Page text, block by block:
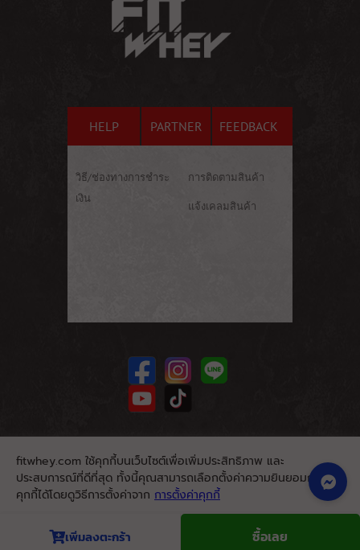
เพิ่มลงตะกร้า ซื้อเลย
HELP PARTNER FEEDBACK
วิธี/ช่องทางการชำระ
เงิน
การติดตามสินค้า
แจ้งเคลมสินค้า
© 2026. Fitwhey.com. All Rights Reserved.
fitwhey.com ใช้คุกกี้บนเว็บไซต์เพื่อเพิ่มประสิทธิภาพ และ
ประสบการณ์ที่ดีที่สุด ทั้งนี้คุณสามารถเลือกตั้งค่าความยินยอมการใช้
คุกกี้ได้โดยดูวิธีการตั้งค่าจาก การตั้งค่าคุกกี้
นโยบายคุกกี้